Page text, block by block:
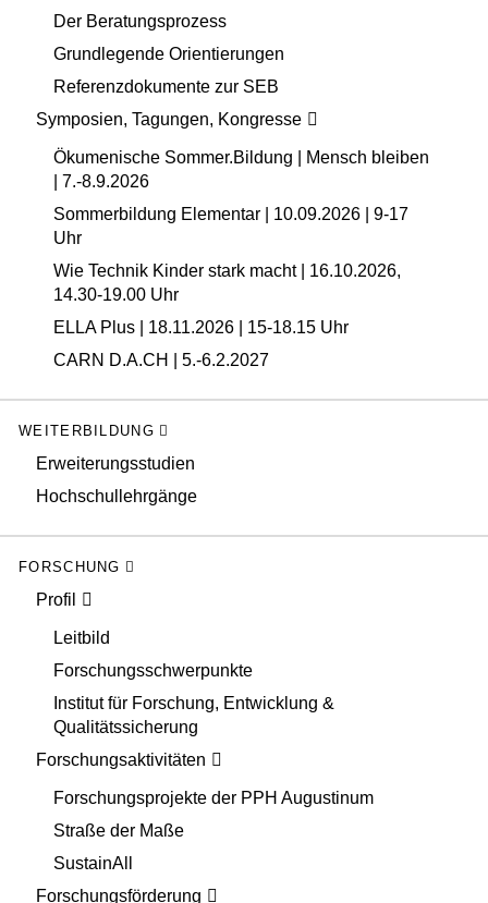
Der Beratungsprozess
Grundlegende Orientierungen
Referenzdokumente zur SEB
Symposien, Tagungen, Kongresse
Ökumenische Sommer.Bildung | Mensch bleiben
| 7.-8.9.2026
Sommerbildung Elementar | 10.09.2026 | 9-17
Uhr
Wie Technik Kinder stark macht | 16.10.2026,
14.30-19.00 Uhr
ELLA Plus | 18.11.2026 | 15-18.15 Uhr
CARN D.A.CH | 5.-6.2.2027
WEITERBILDUNG
Erweiterungsstudien
Hochschullehrgänge
FORSCHUNG
Profil
Leitbild
Forschungsschwerpunkte
Institut für Forschung, Entwicklung &
Qualitätssicherung
Forschungsaktivitäten
Forschungsprojekte der PPH Augustinum
Straße der Maße
SustainAll
Forschungsförderung